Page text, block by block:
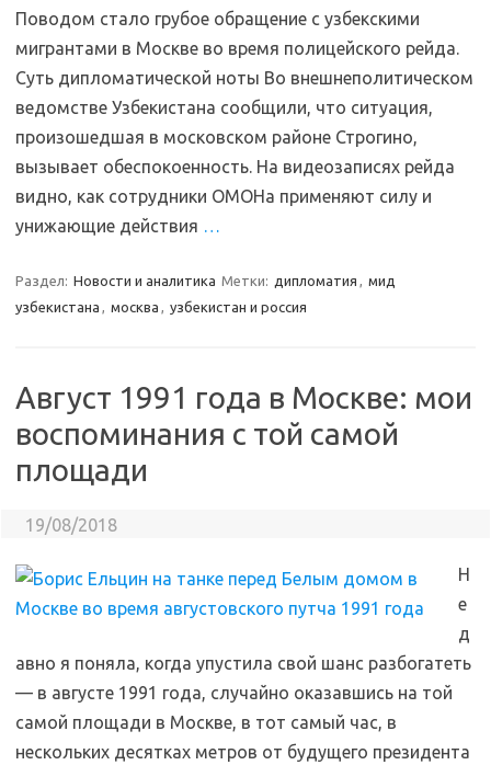
Поводом стало грубое обращение с узбекскими
мигрантами в Москве во время полицейского рейда.
Суть дипломатической ноты Во внешнеполитическом
ведомстве Узбекистана сообщили, что ситуация,
произошедшая в московском районе Строгино,
вызывает обеспокоенность. На видеозаписях рейда
видно, как сотрудники ОМОНа применяют силу и
унижающие действия …
Раздел: Новости и аналитика Метки: дипломатия , мид
узбекистана , москва , узбекистан и россия
Август 1991 года в Москве: мои
воспоминания с той самой
площади
19/08/2018
Н
е
д
авно я поняла, когда упустила свой шанс разбогатеть
— в августе 1991 года, случайно оказавшись на той
самой площади в Москве, в тот самый час, в
нескольких десятках метров от будущего президента